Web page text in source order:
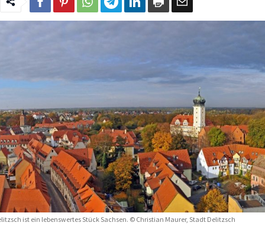
ist ein lebenswertes Stück Sachsen. © Christian Maurer, Stadt Delitzsch